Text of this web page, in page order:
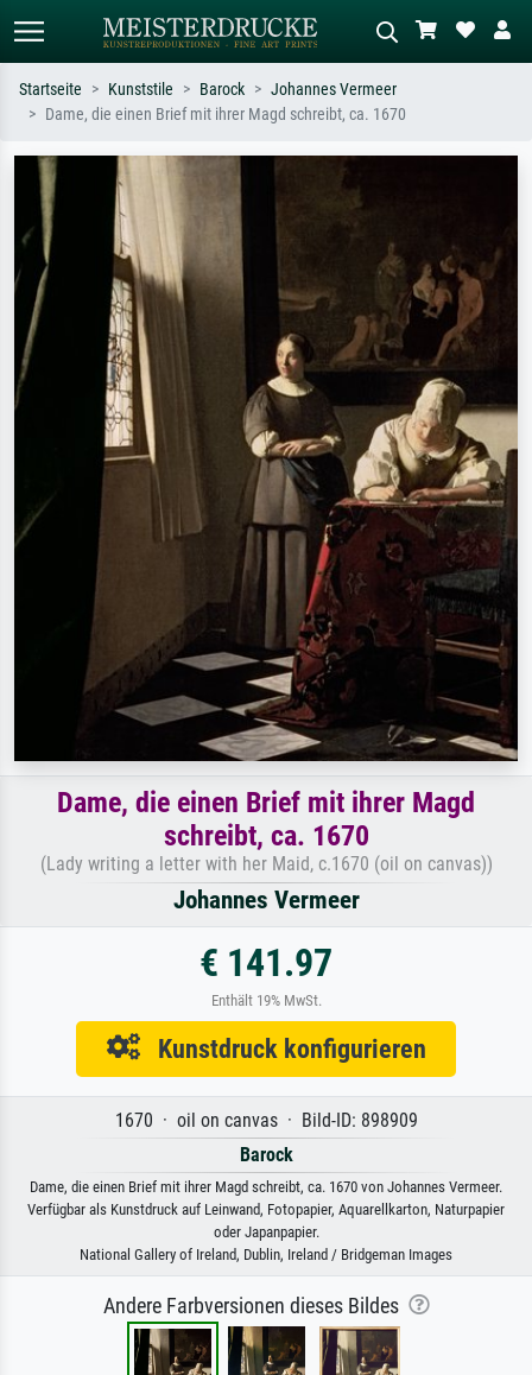
Suchen Sie nach Künstlern, Werktiteln
oder Stilen – z.B. Monet,
Sternennacht, Impressionismus, Welle
Hokusai, Akt.
Beschreiben Sie die Szene – z.B. Grüne
Wiese, Abstrakt mit viel Rot, Dunkles
Baum.
Startseite Kunststile Barock
Johannes Vermeer
Dame, die einen Brief mit ihrer Magd schreibt, ca. 1670
Dame, die einen Brief mit ihrer Magd
schreibt, ca. 1670
(Lady writing a letter with her Maid, c.1670 (oil on canvas))
Johannes Vermeer
€ 141.97
Enthält 19% MwSt.
Kunstdruck konfigurieren
1670 · oil on canvas · Bild-ID: 898909
Barock
Dame, die einen Brief mit ihrer Magd schreibt, ca. 1670 von Johannes Vermeer.
Verfügbar als Kunstdruck auf Leinwand, Fotopapier, Aquarellkarton, Naturpapier
oder Japanpapier.
National Gallery of Ireland, Dublin, Ireland / Bridgeman Images
Andere Farbversionen dieses Bildes